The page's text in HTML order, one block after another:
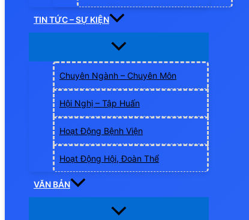
TIN TỨC – SỰ KIỆN
Chuyên Ngành – Chuyên Môn
Hội Nghị – Tập Huấn
Hoạt Động Bệnh Viện
Hoạt Động Hội, Đoàn Thể
VĂN BẢN